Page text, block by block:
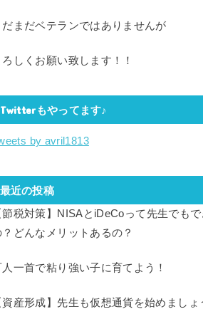
だまだベテランではありませんが
ろしくお願い致します！！
Twitterもやってます♪
by avril1813
最近の投稿
節税対策】NISAとiDeCoって先生でもで
？どんなメリットあるの？
人一首で粘り強い子に育てよう！
資産形成】先生も仮想通貨を始めましょ